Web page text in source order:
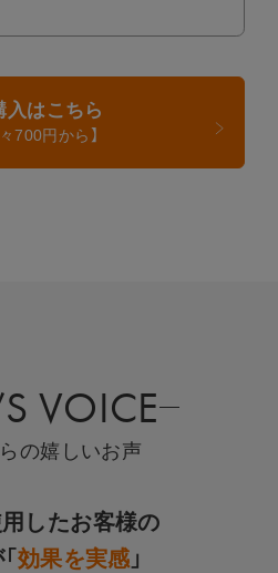
入はこちら
々700円から】
VOICE
の嬉しいお声
したお客様の
効果を実感」